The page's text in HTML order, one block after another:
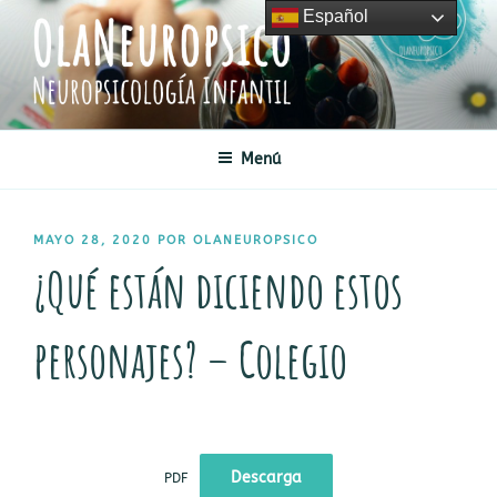
Saltar
contenido
OLANEUROPSICO
Neuropsicología Infantil
Menú
PUBLICADO
MAYO 28, 2020 POR OLANEUROPSICO
¿Qué están diciendo estos
personajes? – Colegio
PDF Descarga
Español